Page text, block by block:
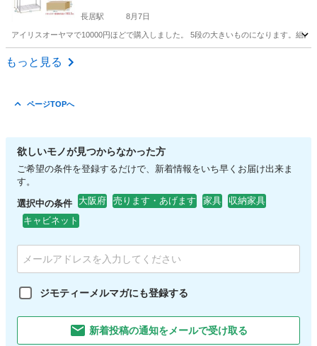
長居駅 8月7日
アイリスオーヤマで10000円ほどで購入しました。 5段の大きいものになります。組
大阪 大阪市
もっと見る
ページTOPへ
欲しいモノが見つからなかった方
ご希望の条件を登録するだけで、新着情報をいち早くお届け出来ま
す。
選択中の条件 大阪府 売ります・あげます 家具
収納家具
キャビネット
ジモティーメルマガにも登録する
新着投稿の通知をメールで受け取る